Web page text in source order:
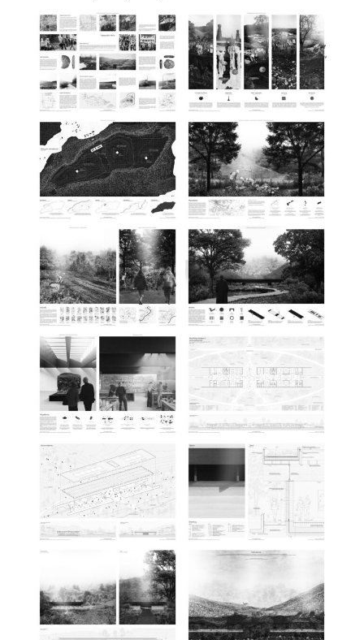
Brak podpisu Brak podpisu
Brak podpisu Brak podpisu
Brak podpisu Brak podpisu
Brak podpisu Brak podpisu
Brak podpisu Brak podpisu
Brak podpisu Brak podpisu